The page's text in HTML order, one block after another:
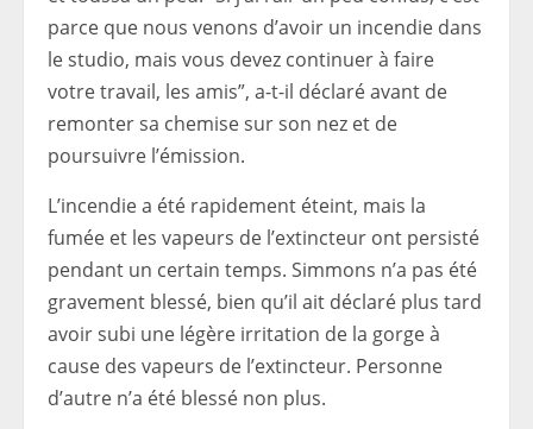
parce que nous venons d’avoir un incendie dans
le studio, mais vous devez continuer à faire
votre travail, les amis”, a-t-il déclaré avant de
remonter sa chemise sur son nez et de
poursuivre l’émission.
L’incendie a été rapidement éteint, mais la
fumée et les vapeurs de l’extincteur ont persisté
pendant un certain temps. Simmons n’a pas été
gravement blessé, bien qu’il ait déclaré plus tard
avoir subi une légère irritation de la gorge à
cause des vapeurs de l’extincteur. Personne
d’autre n’a été blessé non plus.